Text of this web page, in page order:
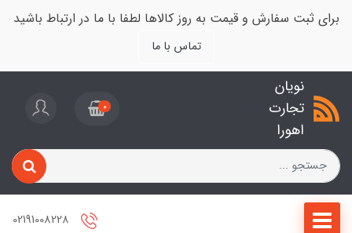
برای ثبت سفارش و قیمت به روز کالاها لطفا با ما در ارتباط باشید
تماس با ما
نویان
تجارت
اهورا
0